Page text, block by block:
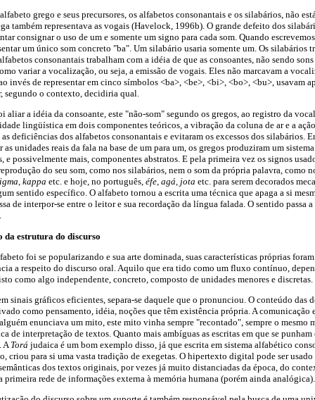
grego e seus precursores, os alfabetos consonantais e os silabários, não
também representava as vogais (Havelock, 1996b). O grande defeito dos
consignar o uso de um e somente um signo para cada som. Quando
um único som concreto "ba". Um silabário usaria somente um. Os silabários
consonantais trabalham com a idéia de que as consoantes, não sendo
variar a vocalização, ou seja, a emissão de vogais. Eles não marcavam a
invés de representar em cinco símbolos <ba>, <be>, <bi>, <bo>, <bu>, usavam
segundo o contexto, decidiria qual.
aliar a idéia da consoante, este "não-som" segundo os gregos, ao registro da
lingüística em dois componentes teóricos, a vibração da coluna de ar e a
deficiências dos alfabetos consonantais e evitaram os excessos dos silabários.
unidades reais da fala na base de um para um, os gregos produziram um
e possivelmente mais, componentes abstratos. E pela primeira vez os signos
do seu som, como nos silabários, nem o som da própria palavra, como
kappa etc. e hoje, no português, éfe, agá, jota etc. para serem decorados
sentido específico. O alfabeto tornou a escrita uma técnica que apaga a si
de interpor-se entre o leitor e sua recordação da língua falada. O sentido passa
da estrutura do discurso
foi se popularizando e sua arte dominada, suas características próprias
a respeito do discurso oral. Aquilo que era tido como um fluxo contínuo,
como algo independente, concreto, composto de unidades menores e discretas.
sinais gráficos eficientes, separa-se daquele que o pronunciou. O conteúdo das
como pensamento, idéia, noções que têm existência própria. A comunicação
enunciava um mito, este mito vinha sempre "recontado", sempre o mesmo
de interpretação de textos. Quanto mais ambíguas as escritas em que se punham
A Torá judaica é um bom exemplo disso, já que escrita em sistema alfabético
criou para si uma vasta tradição de exegetas. O hipertexto digital pode ser usado
dos textos originais, por vezes já muito distanciadas da época, do
rede de informações externa à memória humana (porém ainda analógica).